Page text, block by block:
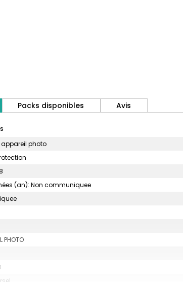
Packs disponibles Avis
photo
(an): Non communiquee
PHOTO